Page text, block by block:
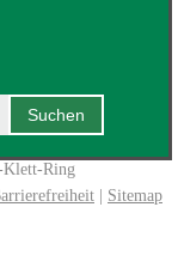
Klett-Ring
Sitemap